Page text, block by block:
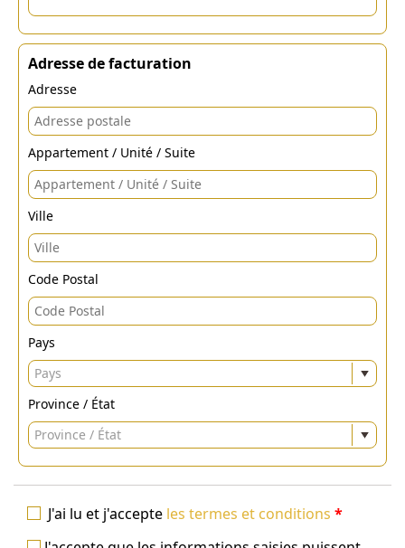
Adresse de facturation
Adresse
Appartement / Unité / Suite
Ville
Code Postal
Pays
Pays
Province / État
Province / État
J'ai lu et j'accepte les termes et conditions *